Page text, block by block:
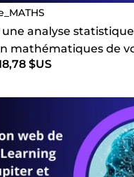
une analyse
mathématiques de
$US